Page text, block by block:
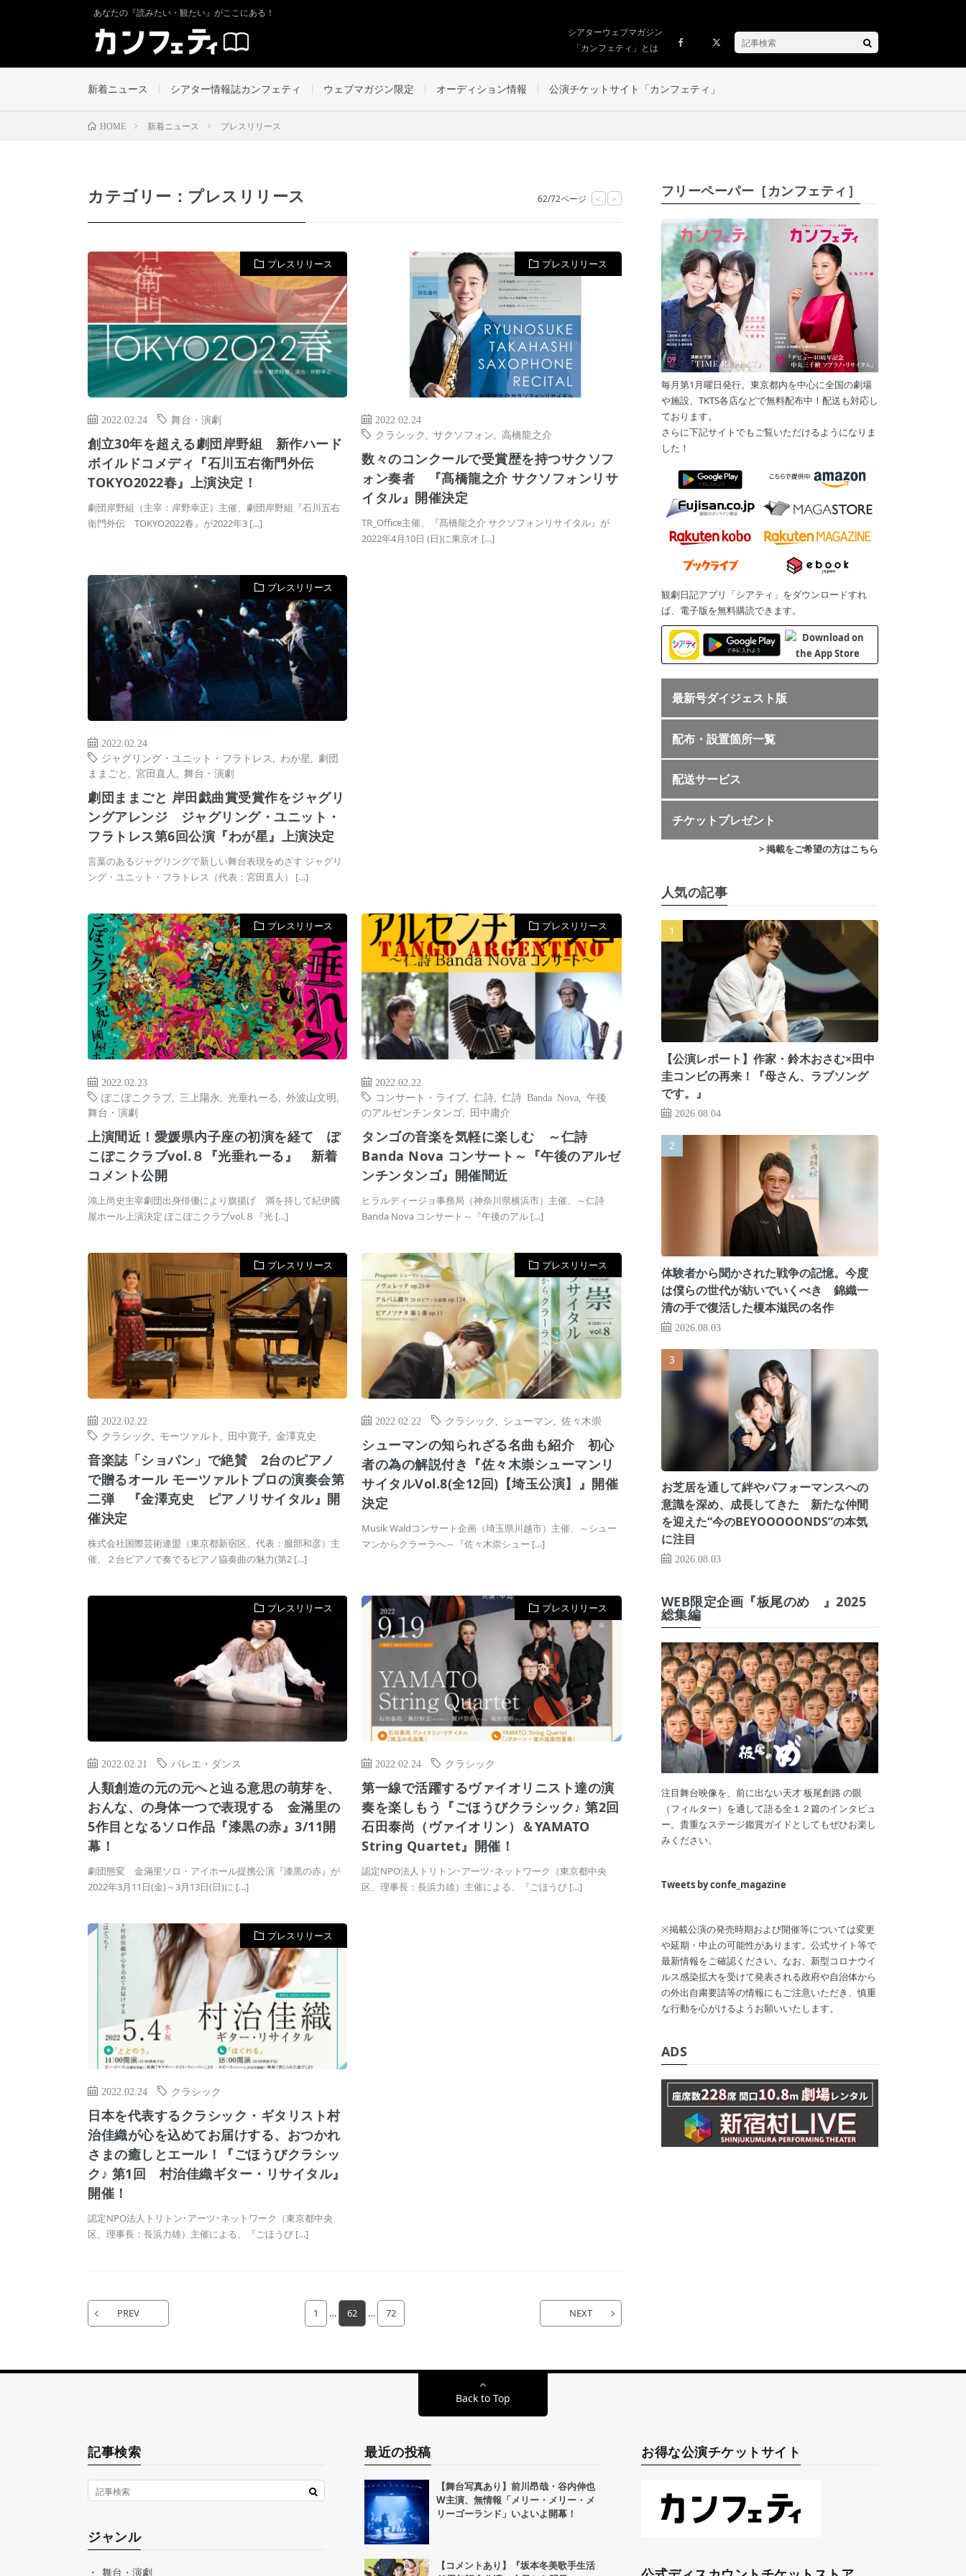
あなたの『読みたい・観たい』がここにある！
シアターウェブマガジン
「カンフェティ」とは
新着ニュース シアター情報誌カンフェティ ウェブマガジン限定 オーディション情報 公演チケットサイト「カンフェティ」
HOME 新着ニュース プレスリリース
カテゴリー：プレスリリース 62/72ページ < >
プレスリリース
2022.02.24 舞台・演劇
創立30年を超える劇団岸野組 新作ハード
ボイルドコメディ『石川五右衛門外伝
TOKYO2022春』上演決定！
劇団岸野組（主宰：岸野幸正）主催、劇団岸野組『石川五右
衛門外伝 TOKYO2022春』が2022年3 […]
プレスリリース
2022.02.24
クラシック
,サクソフォン 高橋龍之介
数々のコンクールで受賞歴を持つサクソフ
ォン奏者 『髙橋龍之介 サクソフォンリサ
イタル』開催決定
TR_Office主催、『髙橋龍之介 サクソフォンリサイタル』が
2022年4月10日 (日)に東京オ […]
プレスリリース
2022.02.24
ジャグリング・ユニット・フラトレス
わが星
劇団
ままごと
宮田直人 舞台・演劇
劇団ままごと 岸田戯曲賞受賞作をジャグリ
ングアレンジ ジャグリング・ユニット・
フラトレス第6回公演『わが星』上演決定
言葉のあるジャグリングで新しい舞台表現をめざす ジャグリ
ング・ユニット・フラトレス（代表：宮田直人） […]
プレスリリース
2022.02.23
ぽこぽこクラブ
三上陽永 光垂れーる 外波山文明
舞台・演劇
上演間近！愛媛県内子座の初演を経て ぽ
こぽこクラブvol.８『光垂れーる』 新着
コメント公開
鴻上尚史主宰劇団出身俳優により旗揚げ 満を持して紀伊國
屋ホール上演決定 ぽこぽこクラブvol.８『光 […]
プレスリリース
2022.02.22
コンサート・ライブ ,仁詩 ,仁詩 Banda Nova ,午後
のアルゼンチンタンゴ
田中庸介
タンゴの音楽を気軽に楽しむ ～仁詩
Banda Nova コンサート～『午後のアルゼ
ンチンタンゴ』開催間近
ヒラルディージョ事務局（神奈川県横浜市）主催、～仁詩
Banda Nova コンサート～『午後のアル […]
プレスリリース
2022.02.22
クラシック
モーツァルト 田中寛子 金澤克史
音楽誌「ショパン」で絶賛 2台のピアノ
で贈るオール モーツァルトプロの演奏会第
二弾 『金澤克史 ピアノリサイタル』開
催決定
株式会社国際芸術連盟（東京都新宿区、代表：服部和彦）主
催、２台ピアノで奏でるピアノ協奏曲の魅力(第2 […]
プレスリリース
2022.02.22 クラシック シューマン ,佐々木崇
シューマンの知られざる名曲も紹介 初心
者の為の解説付き『佐々木崇シューマンリ
サイタルVol.8(全12回)【埼玉公演】』開催
決定
Musik Waldコンサート企画（埼玉県川越市）主催、～シュー
マンからクラーラへ～『佐々木崇シュー […]
プレスリリース
2022.02.21 バレエ・ダンス
人類創造の元の元へと辿る意思の萌芽を、
おんな、の身体一つで表現する 金滿里の
5作目となるソロ作品『漆黒の赤』3/11開
幕！
劇団態変 金滿里ソロ・アイホール提携公演『漆黒の赤』が
2022年3月11日(金)～3月13日(日)に […]
プレスリリース
2022.02.24 クラシック
第一線で活躍するヴァイオリニスト達の演
奏を楽しもう『ごほうびクラシック♪ 第2回
石田泰尚（ヴァイオリン）＆YAMATO
String Quartet』開催！
認定NPO法⼈トリトン･アーツ･ネットワーク（東京都中央
区、理事⻑：⻑浜⼒雄）主催による、『ごほうび […]
プレスリリース
2022.02.24 クラシック
日本を代表するクラシック・ギタリスト村
治佳織が心を込めてお届けする、おつかれ
さまの癒しとエール！『ごほうびクラシッ
ク♪ 第1回 村治佳織ギター・リサイタル』
開催！
認定NPO法⼈トリトン･アーツ･ネットワーク（東京都中央
区、理事⻑：⻑浜⼒雄）主催による、『ごほうび […]
PREV 1 … 62 … 72 NEXT
フリーペーパー［カンフェティ］
毎月第1月曜日発行。東京都内を中心に全国の劇場
や施設、TKTS各店などで無料配布中！配送も対応し
ております。
さらに下記サイトでもご覧いただけるようになりま
した！
観劇日記アプリ「シアティ」をダウンロードすれ
ば、電子版を無料購読できます。
最新号ダイジェスト版
配布・設置箇所一覧
配送サービス
チケットプレゼント
> 掲載をご希望の方はこちら
人気の記事
【公演レポート】作家・鈴木おさむ×田中
圭コンビの再来！『母さん、ラブソング
です。』
2026.08.04
体験者から聞かされた戦争の記憶。今度
は僕らの世代が紡いでいくべき 錦織一
清の手で復活した榎本滋民の名作
2026.08.03
お芝居を通して絆やパフォーマンスへの
意識を深め、成長してきた 新たな仲間
を迎えた“今のBEYOOOOONDS”の本気
に注目
2026.08.03
WEB限定企画『板尾のめ゙』2025
総集編
注目舞台映像を、前に出ない天才 板尾創路 の眼
（フィルター）を通して語る全１２篇のインタビュ
ー。貴重なステージ鑑賞ガイドとしてもぜひお楽し
みください。
Tweets by confe_magazine
※掲載公演の発売時期および開催等については変更
や延期・中止の可能性があります。公式サイト等で
最新情報をご確認ください。なお、新型コロナウイ
ルス感染拡大を受けて発表される政府や自治体から
の外出自粛要請等の情報にもご注意いただき、慎重
な行動を心がけるようお願いいたします。
ADS
Back to Top
記事検索
ジャンル
舞台・演劇
最近の投稿
【舞台写真あり】前川昂哉・谷内伸也
W主演、無情報「メリー・メリー・メ
リーゴーランド」いよいよ開幕！
【コメントあり】『坂本冬美歌手生活
お得な公演チケットサイト